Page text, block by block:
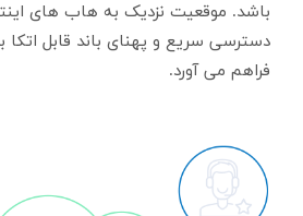
باشد. موقعیت نزدیک به هاب های
دسترسی سریع و پهنای باند قابل اتکا
فراهم می آورد.